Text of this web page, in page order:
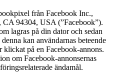
från Facebook Inc.,
94304, USA (”Facebook”).
lagras på din dator och sedan
kan användarnas beteende
klickat på en Facebook-annons.
om Facebook-annonsernas
ändamål.